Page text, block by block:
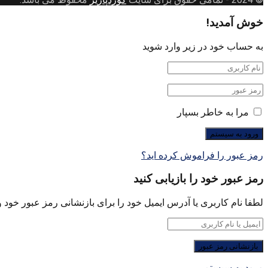
خوش آمدید!
به حساب خود در زیر وارد شوید
مرا به خاطر بسپار
رمز عبور را فراموش کرده اید؟
رمز عبور خود را بازیابی کنید
لطفا نام کاربری یا آدرس ایمیل خود را برای بازنشانی رمز عبور خود